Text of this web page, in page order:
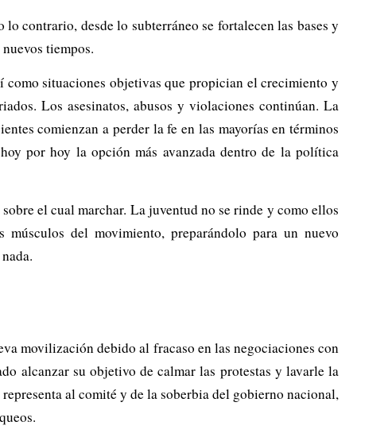
contrario, desde lo subterráneo se fortalecen las bases y
tiempos.
como situaciones objetivas que propician el crecimiento y
Los asesinatos, abusos y violaciones continúan. La
comienzan a perder la fe en las mayorías en términos
por hoy la opción más avanzada dentro de la política
el cual marchar. La juventud no se rinde y como ellos
del movimiento, preparándolo para un nuevo
movilización debido al fracaso en las negociaciones con
alcanzar su objetivo de calmar las protestas y lavarle la
al comité y de la soberbia del gobierno nacional,